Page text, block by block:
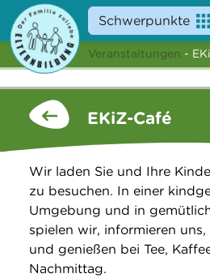
Schwerpunkte
Angebote
Veranstaltungen
Service
Über uns
Suche
Veranstaltungen -
EKiZ-Café
Wir laden Sie und Ihre
zu besuchen. In einer
Umgebung und in
spielen wir, informieren uns,
und genießen bei Tee,
Nachmittag.